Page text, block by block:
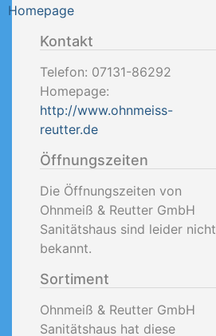
Homepage
Kontakt
Telefon: 07131-86292
Homepage:
http://www.ohnmeiss-
reutter.de
Öffnungszeiten
Die Öffnungszeiten von
Ohnmeiß & Reutter GmbH
Sanitätshaus sind leider nicht
bekannt.
Sortiment
Ohnmeiß & Reutter GmbH
Sanitätshaus hat diese